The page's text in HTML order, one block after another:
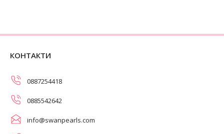
КОНТАКТИ
0887254418
0885542642
info@swanpearls.com